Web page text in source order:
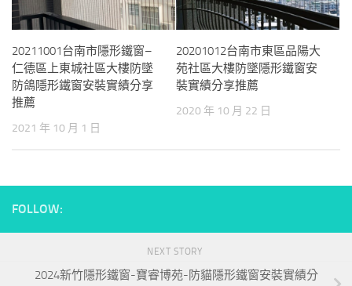
20211001台南市隱形鐵窗–
仁德區上東城社區大樓防墜
防鴿隱形鐵窗安裝實績分享
推薦
2021 年 10 月 1 日
20201012台南市東區品陽大
苑社區大樓防墜隱形鐵窗安
裝實績分享推薦
2020 年 10 月 22 日
FOLLOW:
NEXT STORY
2024新竹隱形鐵窗-寶睿博苑-防貓隱形鐵窗安裝實績分